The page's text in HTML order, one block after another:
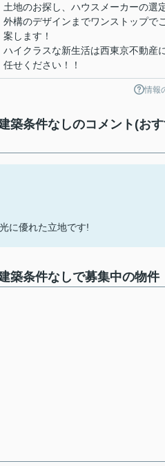
土地のお探し、ハウスメーカーの選
外構のデザインまでワンストップで
案します！
ハイクラスな新生活は西東京不動産
任せください！！
情報
条件なしのコメント(お
に優れた立地です!
条件なしで募集中の物件